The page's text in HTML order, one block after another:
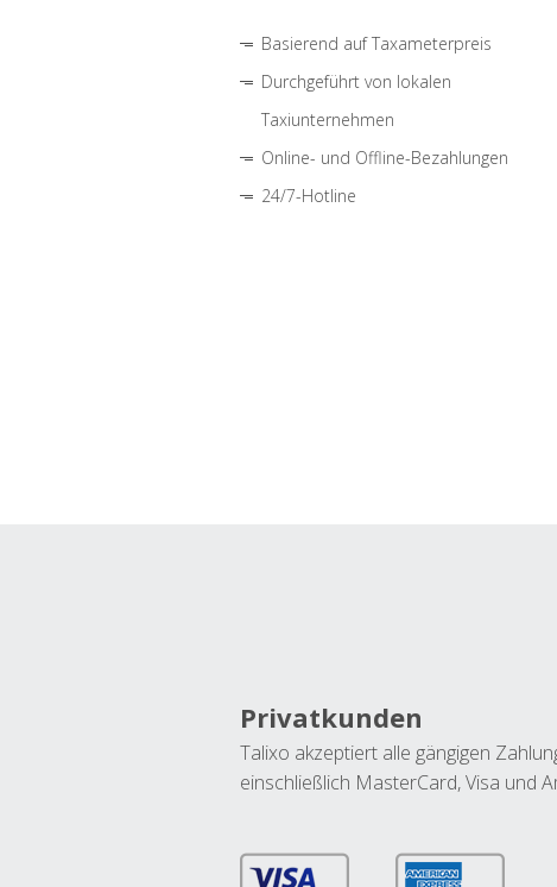
Basierend auf Taxameterpreis
Durchgeführt von lokalen
Taxiunternehmen
Online- und Offline-Bezahlungen
24/7-Hotline
Privatkunden
Talixo akzeptiert alle gängigen
einschließlich MasterCard, Visa und